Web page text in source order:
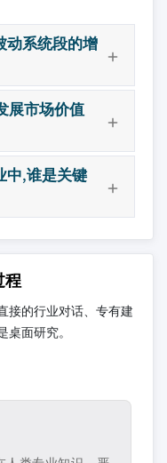
动系统段的增
展市场价值
中,谁是关键
程
接的行业对话、专有建
面研究。